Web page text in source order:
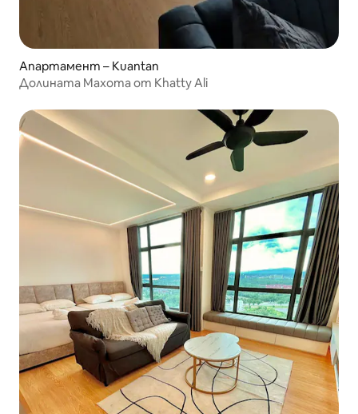
Апартамент – Kuantan
Долината Махота от Khatty Ali